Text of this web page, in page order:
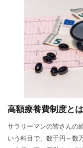
高額療養費制度と
サラリーマンの皆さんの
いう科目で、数千円～数